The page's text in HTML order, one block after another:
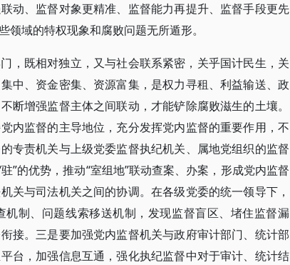
动、监督对象更精准、监督能力再提升、监督手段更先
域的特权现象和腐败问题无所遁形。
，既相对独立，又与社会联系紧密，关乎国计民生，关
中、资金密集、资源富集，是权力寻租、利益输送、政
断增强监督主体之间联动，才能铲除腐败滋生的土壤。
内监督的主导地位，充分发挥党内监督的重要作用，不
专责机关与上级党委监督执纪机关、属地党组织的监督
”的优势，推动“室组地”联动查案、办案，形成党内监督
关与司法机关之间的协调。在各级党委的统一领导下，
制、问题线索移送机制，发现监督盲区、堵住监督漏
接。三是要加强党内监督机关与政府审计部门、统计部
台，加强信息互通，强化执纪监督中对于审计、统计结